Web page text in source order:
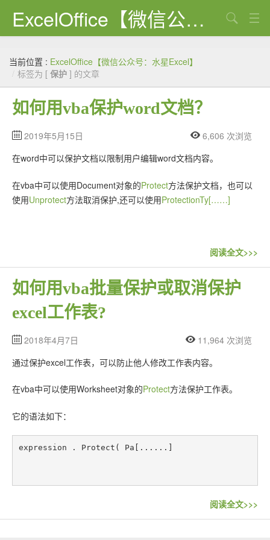
ExcelOffice【微信公众号：水星Excel】
资源下载
VBA代码大全
Excel图表
联系站长
当前位置 : ExcelOffice【微信公众号：水星Excel】
/ 标签为 [ 保护 ] 的文章
如何用vba保护word文档？
2019年5月15日
6,606 次浏览
在word中可以保护文档以限制用户编辑word文档内容。
在vba中可以使用Document对象的Protect方法保护文档，也可以
使用Unprotect方法取消保护,还可以使用ProtectionTy[……]
阅读全文>>>
如何用vba批量保护或取消保护
excel工作表?
2018年4月7日
11,964 次浏览
通过保护excel工作表，可以防止他人修改工作表内容。
在vba中可以使用Worksheet对象的Protect方法保护工作表。
它的语法如下：
expression . Protect( Pa[......]
阅读全文>>>